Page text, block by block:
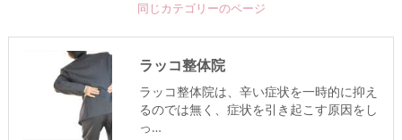
同じカテゴリーのページ
ラッコ整体院
ラッコ整体院は、辛い症状を一時的に抑え
るのでは無く、症状を引き起こす原因をし
っ…